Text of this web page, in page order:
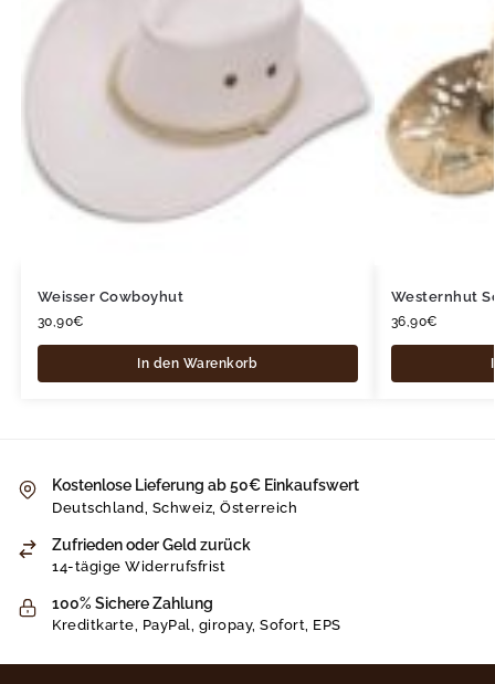
Weisser Cowboyhut
30,90€
In den Warenkorb
Westernhut
36,90€
Kostenlose Lieferung ab 50€ Einkaufswert
Deutschland, Schweiz, Österreich
Zufrieden oder Geld zurück
14-tägige Widerrufsfrist
100% Sichere Zahlung
Kreditkarte, PayPal, giropay, Sofort, EPS